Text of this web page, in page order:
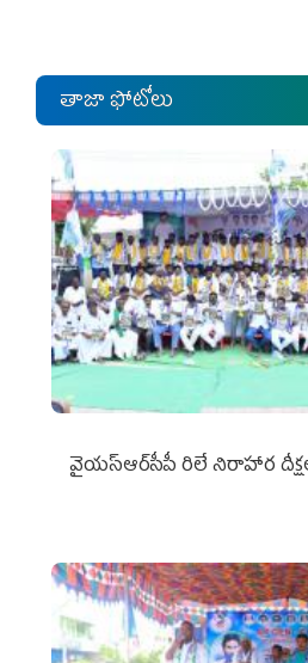
తాజా ఫోటోలు
వైయ‌స్ఆర్‌సీపీ రిలే నిరాహార